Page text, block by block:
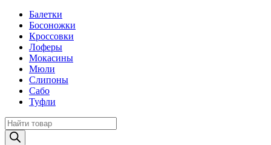
Балетки
Босоножки
Кроссовки
Лоферы
Мокасины
Мюли
Слипоны
Сабо
Туфли
Поиск
товаров